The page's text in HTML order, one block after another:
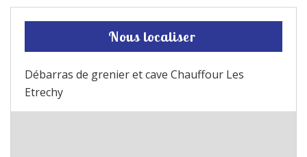
Nous localiser
Débarras de grenier et cave Chauffour Les
Etrechy